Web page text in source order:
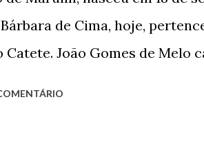
copiosamente fora de
que c...
de Cima, hoje,
João Gomes de Melo